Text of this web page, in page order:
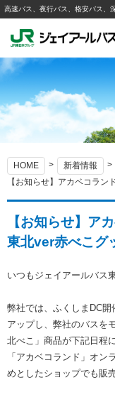
高速バス、夜行バス、格安バス、
HOME
新着情報
【お知らせ】アカベコラン
【お知らせ】ア
東北ver赤べこグ
いつもジェイアールバス
弊社では、ふくしまDC
アップし、弊社のバスを
北べこ」商品が下記日程
「アカベコランド」オン
めとしたショップでも販